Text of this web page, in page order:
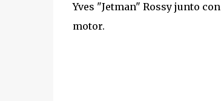
Yves "Jetman" Rossy junto con
motor.